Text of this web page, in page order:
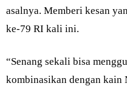
asalnya. Memberi kesan
ke-79 RI kali ini.
“Senang sekali bisa
kombinasikan dengan kain